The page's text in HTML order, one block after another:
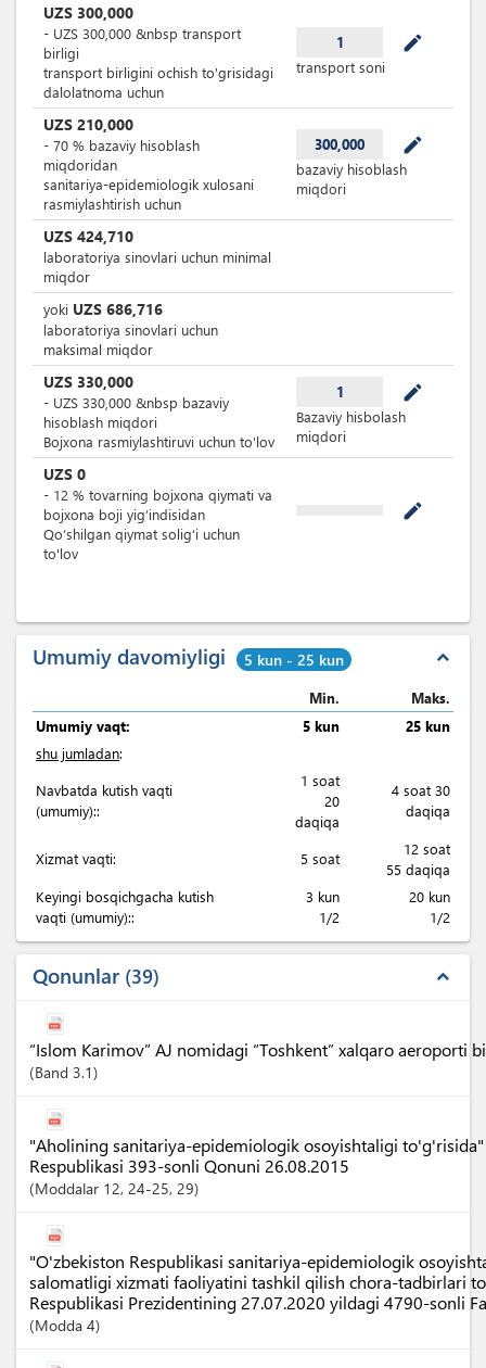
UZS 300,000
- UZS 300,000 &nbsp transport
birligi
transport birligini ochish to'grisidagi
dalolatnoma uchun
1 mode_edit
transport soni
UZS 210,000
- 70 % bazaviy hisoblash
miqdoridan
sanitariya-epidemiologik xulosani
rasmiylashtirish uchun
300,000 mode_edit
bazaviy hisoblash
miqdori
UZS 424,710
laboratoriya sinovlari uchun minimal
miqdor
yoki UZS 686,716
laboratoriya sinovlari uchun
maksimal miqdor
UZS 330,000
- UZS 330,000 &nbsp bazaviy
hisoblash miqdori
Bojxona rasmiylashtiruvi uchun to'lov
1 mode_edit
Bazaviy hisbolash
miqdori
UZS 0
- 12 % tovarning bojxona qiymati va
bojxona boji yig’indisidan
Qoʻshilgan qiymat soligʻi uchun
to'lov
mode_edit
Umumiy davomiyligi 5 kun - 25 kun expand_less
Min.
Maks.
Umumiy vaqt:
5 kun
25 kun
shu jumladan:
Navbatda kutish vaqti
(umumiy)::
1 soat
20
daqiqa
4 soat 30
daqiqa
Xizmat vaqti: 5 soat
12 soat
55 daqiqa
Keyingi bosqichgacha kutish
vaqti (umumiy)::
3 kun
1/2
20 kun
1/2
Qonunlar 39 expand_less
“Islom Karimov” AJ nomidagi “Toshkent” xalqaro aeroporti
Band 3.1
"Aholining sanitariya-epidemiologik osoyishtaligi
Respublikasi 393-sonli Qonuni 26.08.2015
Moddalar 12, 24-25, 29
"O'zbekiston Respublikasi sanitariya-epidemiologik
salomatligi xizmati faoliyatini tashkil qilish chora-tadbirlari
Respublikasi Prezidentining 27.07.2020 yildagi 4790-sonli
Modda 4